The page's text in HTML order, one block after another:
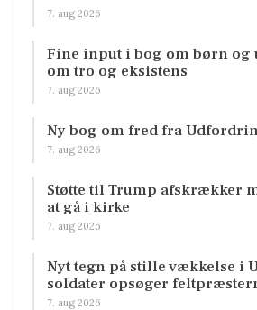
7. aug 2026
Fine input i bog om børn og
om tro og eksistens
7. aug 2026
Ny bog om fred fra
7. aug 2026
Støtte til Trump afskrækker
at gå i kirke
7. aug 2026
Nyt tegn på stille vækkelse i
soldater opsøger
7. aug 2026